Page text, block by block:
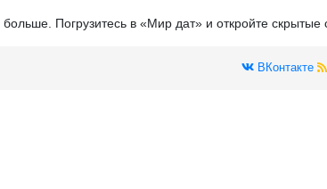
Погрузитесь в «Мир дат» и откройте
ВКонтакте